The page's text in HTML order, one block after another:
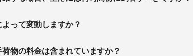
って変動しますか？
物の料金は含まれていますか？